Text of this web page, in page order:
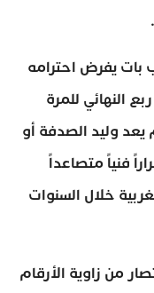
بات يفرض احترامه
النهائي للمرة
يعد وليد الصدفة أو
فنياً متصاعداً
خلال السنوات
من زاوية الأرقام